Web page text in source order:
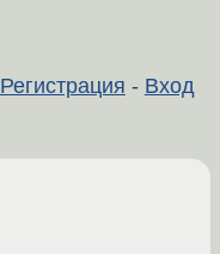
Регистрация - Вход